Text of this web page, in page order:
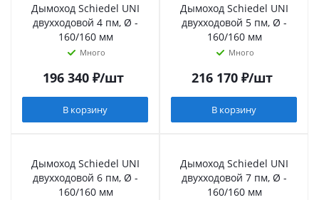
Дымоход Schiedel UNI
двухходовой 4 пм, Ø -
160/160 мм
Много
196 340₽/шт
В корзину
Дымоход Schiedel UNI
двухходовой 5 пм, Ø -
160/160 мм
Много
216 170₽/шт
В корзину
Дымоход Schiedel UNI
двухходовой 6 пм, Ø -
160/160 мм
Дымоход Schiedel UNI
двухходовой 7 пм, Ø -
160/160 мм